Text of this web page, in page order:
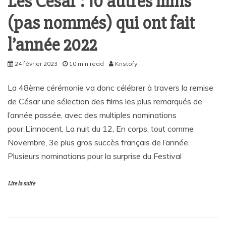
(pas nommés) qui ont fait
l’année 2022
24 février 2023 10 min read Kristofy
La 48ème cérémonie va donc célébrer à travers la remise
de César une sélection des films les plus remarqués de
l’année passée, avec des multiples nominations
pour L’innocent, La nuit du 12, En corps, tout comme
Novembre, 3e plus gros succès français de l’année.
Plusieurs nominations pour la surprise du Festival
Lire la suite